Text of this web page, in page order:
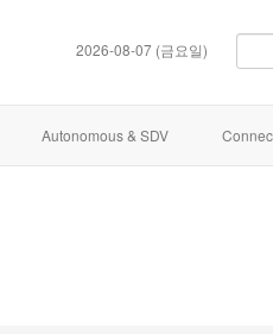
2026-08-07 (금요일)
Autonomous & SDV